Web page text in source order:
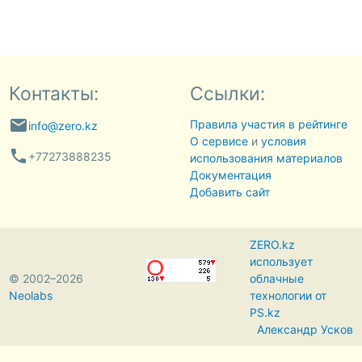
Контакты:
emailinfo@zero.kz
phone +77273888235
Ссылки:
Правила участия в рейтинге
О сервисеи условия
использования материалов
Документация
Добавить сайт
© 2002–2026
Neolabs
ZERO.kz
использует
облачные
технологии от
PS.kz
Александр Усков